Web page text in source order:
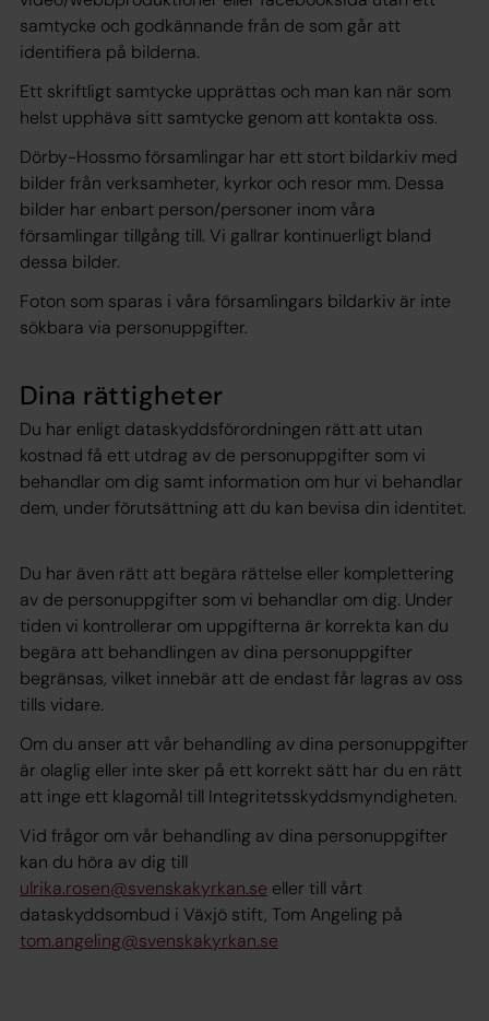
samtycke och godkännande från de som går att
identifiera på bilderna.
Ett skriftligt samtycke upprättas och man kan när som
helst upphäva sitt samtycke genom att kontakta oss.
Dörby-Hossmo församlingar har ett stort bildarkiv med
bilder från verksamheter, kyrkor och resor mm. Dessa
bilder har enbart person/personer inom våra
församlingar tillgång till. Vi gallrar kontinuerligt bland
dessa bilder.
Foton som sparas i våra församlingars bildarkiv är inte
sökbara via personuppgifter.
Dina rättigheter
Du har enligt dataskyddsförordningen rätt att utan
kostnad få ett utdrag av de personuppgifter som vi
behandlar om dig samt information om hur vi behandlar
dem, under förutsättning att du kan bevisa din identitet.
Du har även rätt att begära rättelse eller komplettering
av de personuppgifter som vi behandlar om dig. Under
tiden vi kontrollerar om uppgifterna är korrekta kan du
begära att behandlingen av dina personuppgifter
begränsas, vilket innebär att de endast får lagras av oss
tills vidare.
Om du anser att vår behandling av dina personuppgifter
är olaglig eller inte sker på ett korrekt sätt har du en rätt
att inge ett klagomål till Integritetsskyddsmyndigheten.
Vid frågor om vår behandling av dina personuppgifter
kan du höra av dig till
ulrika.rosen@svenskakyrkan.se eller till vårt
dataskyddsombud i Växjö stift, Tom Angeling på
tom.angeling@svenskakyrkan.se